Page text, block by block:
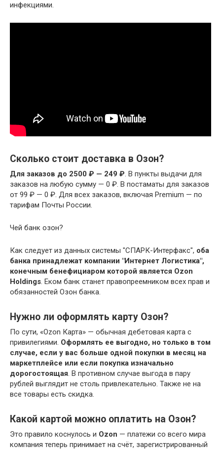
инфекциями.
Сколько стоит доставка в Озон?
Для заказов до 2500 ₽ — 249 ₽. В пункты выдачи для
заказов на любую сумму — 0 ₽. В постаматы для заказов
от 99 ₽ — 0 ₽. Для всех заказов, включая Premium — по
тарифам Почты России.
Чей банк озон?
Как следует из данных системы "СПАРК-Интерфакс", оба
банка принадлежат компании "Интернет Логистика",
конечным бенефициаром которой является Ozon
Holdings. Еком банк станет правопреемником всех прав и
обязанностей Озон банка.
Нужно ли оформлять карту Озон?
По сути, «Ozon Карта» — обычная дебетовая карта с
привилегиями. Оформлять ее выгодно, но только в том
случае, если у вас больше одной покупки в месяц на
маркетплейсе или если покупка изначально
дорогостоящая. В противном случае выгода в пару
рублей выглядит не столь привлекательно. Также не на
все товары есть скидка.
Какой картой можно оплатить на Озон?
Это правило коснулось и Ozon — платежи со всего мира
компания теперь принимает на счёт, зарегистрированный